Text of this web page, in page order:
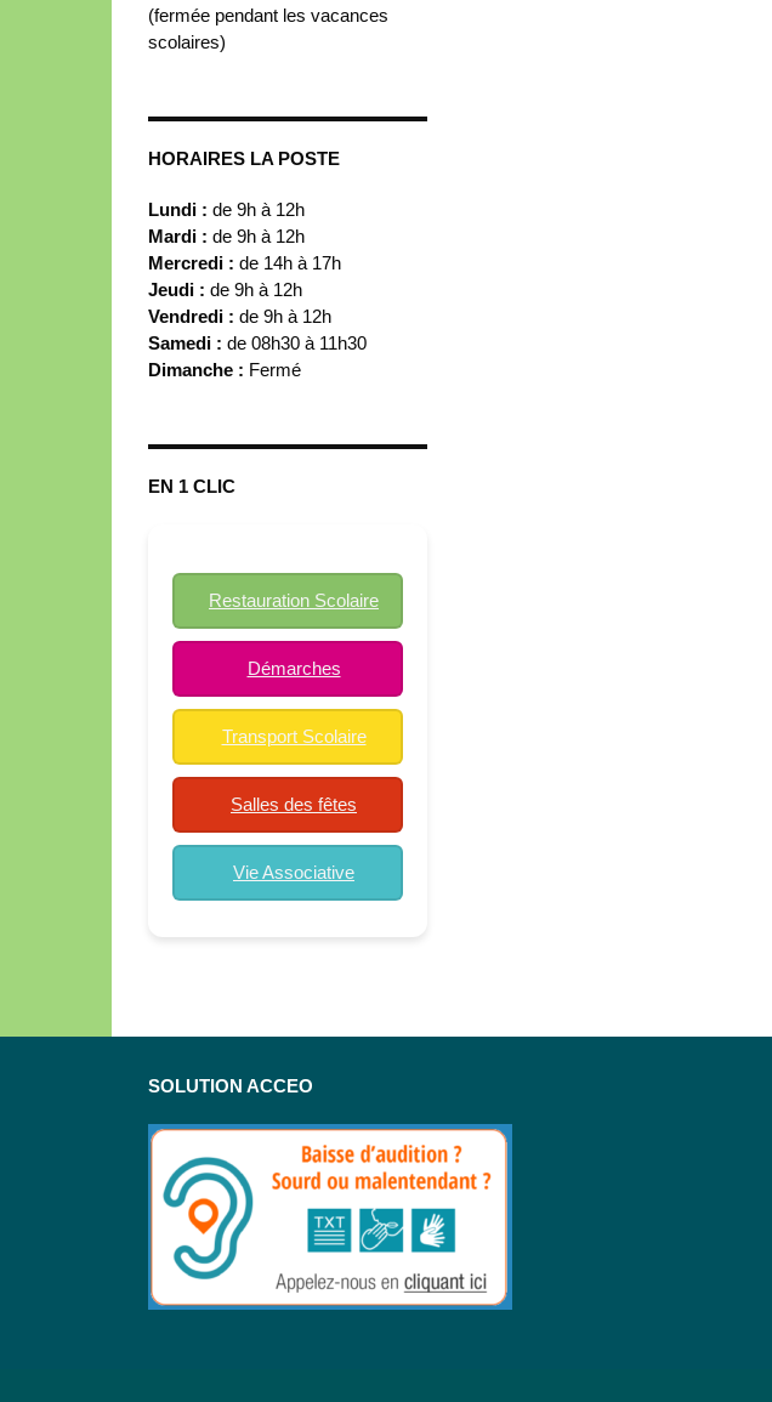
(fermée pendant les vacances
scolaires)
HORAIRES LA POSTE
Lundi : de 9h à 12h
Mardi : de 9h à 12h
Mercredi : de 14h à 17h
Jeudi : de 9h à 12h
Vendredi : de 9h à 12h
Samedi : de 08h30 à 11h30
Dimanche : Fermé
EN 1 CLIC
Restauration Scolaire
Démarches
Transport Scolaire
Salles des fêtes
Vie Associative
SOLUTION ACCEO